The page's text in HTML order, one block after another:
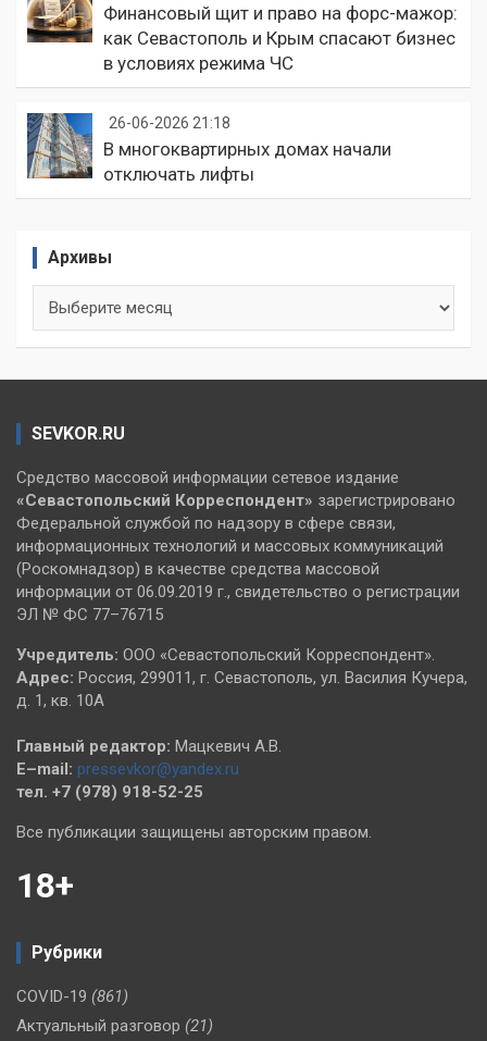
Финансовый щит и право на форс-мажор:
как Севастополь и Крым спасают бизнес
в условиях режима ЧС
26-06-2026 21:18
В многоквартирных домах начали
отключать лифты
Архивы
SEVKOR.RU
Средство массовой информации сетевое издание
«Севастопольский Корреспондент» зарегистрировано
Федеральной службой по надзору в сфере связи,
информационных технологий и массовых коммуникаций
(Роскомнадзор) в качестве средства массовой
информации от 06.09.2019 г., свидетельство о регистрации
ЭЛ № ФС 77–76715
Учредитель: ООО «Севастопольский Корреспондент».
Адрес: Россия, 299011, г. Севастополь, ул. Василия Кучера,
д. 1, кв. 10А
Главный редактор: Мацкевич А.В.
E–mail: pressevkor@yandex.ru
тел. +7 (978) 918-52-25
Все публикации защищены авторским правом.
18+
Рубрики
COVID-19 (861)
Актуальный разговор (21)